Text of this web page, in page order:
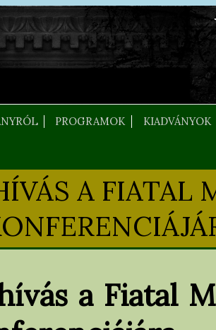
PROGRAMOK KIADVÁNYOK
A FIATAL
a Fiatal